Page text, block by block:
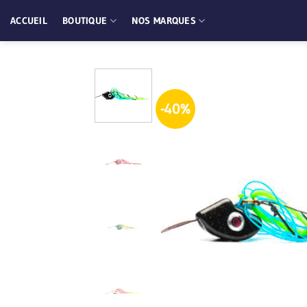
au
contenu
ACCUEIL BOUTIQUE NOS MARQUES
-40%